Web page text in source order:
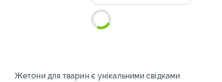
Жетони для тварин є унікальними свідками